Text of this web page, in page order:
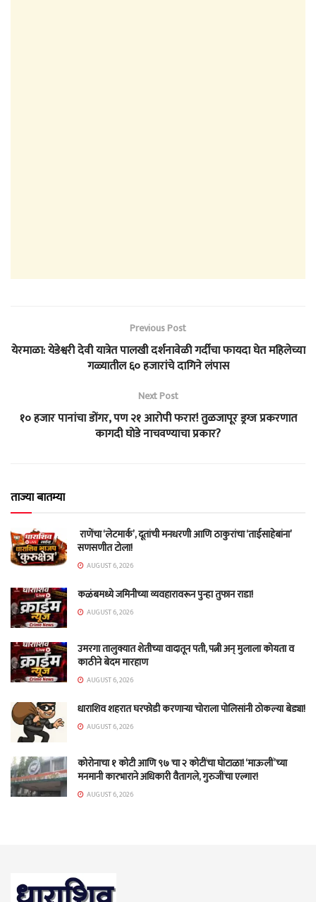
Previous Post
येरमाळा: येडेश्वरी देवी यात्रेत पालखी दर्शनावेळी गर्दीचा फायदा घेत महिलेच्या
गळ्यातील ६० हजारांचे दागिने लंपास
Next Post
१० हजार पानांचा डोंगर, पण २१ आरोपी फरार! तुळजापूर ड्रग्ज प्रकरणात
कागदी घोडे नाचवण्याचा प्रकार?
ताज्या बातम्या
राणेंचा ‘लेटमार्क’, दूतांची मनधरणी आणि ठाकुरांचा ‘ताईसाहेबांना’
सणसणीत टोला!
AUGUST 6, 2026
कळंबमध्ये जमिनीच्या व्यवहारावरून पुन्हा तुफान राडा!
AUGUST 6, 2026
उमरगा तालुक्यात शेतीच्या वादातून पती, पत्नी अन् मुलाला कोयता व
काठीने बेदम मारहाण
AUGUST 6, 2026
धाराशिव शहरात घरफोडी करणाऱ्या चोराला पोलिसांनी ठोकल्या बेड्या!
AUGUST 6, 2026
कोरोनाचा १ कोटी आणि ९७ चा २ कोटींचा घोटाळा! ‘माऊलीं’च्या
मनमानी कारभाराने अधिकारी वैतागले, गुरुजींचा एल्गार!
AUGUST 6, 2026